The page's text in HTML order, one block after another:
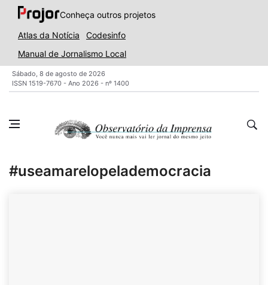
Conheça outros projetos
Atlas da Notícia
Codesinfo
Manual de Jornalismo Local
Sábado, 8 de agosto de 2026
ISSN 1519-7670 - Ano 2026 - nº 1400
#useamarelopelademocracia